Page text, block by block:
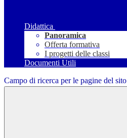
Didattica
Panoramica
Offerta formativa
I progetti delle classi
Documenti Utili
Campo di ricerca per le pagine del sito